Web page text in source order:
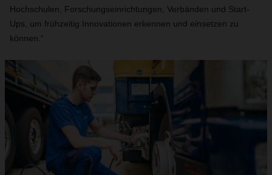
Hochschulen, Forschungseinrichtungen, Verbänden und Start-
Ups, um frühzeitig Innovationen erkennen und einsetzen zu
können.“